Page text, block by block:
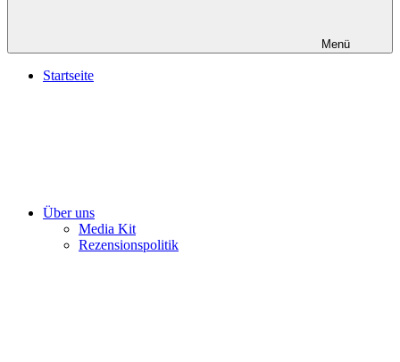
Menü
Startseite
Über uns
Media Kit
Rezensionspolitik